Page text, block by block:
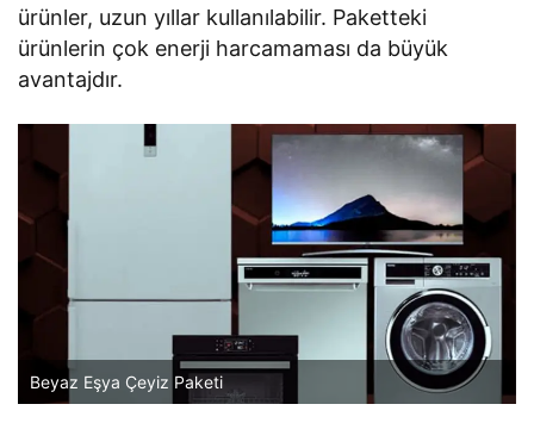
ürünler, uzun yıllar kullanılabilir. Paketteki
ürünlerin çok enerji harcamaması da büyük
avantajdır.
Beyaz Eşya Çeyiz Paketi